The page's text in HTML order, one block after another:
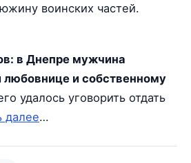
воинских частей.
в Днепре мужчина
любовнице и собственному
удалось уговорить отдать
далее…